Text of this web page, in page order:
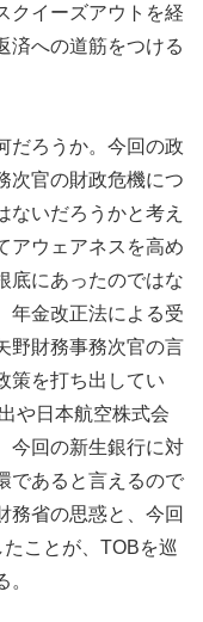
クイーズアウトを経
済への道筋をつける
だろうか。今回の政
次官の財政危機につ
ないだろうかと考え
アウェアネスを高め
底にあったのではな
年金改正法による受
野財務事務次官の言
策を打ち出してい
や日本航空株式会
今回の新生銀行に対
であると言えるので
務省の思惑と、今回
ことが、TOBを巡